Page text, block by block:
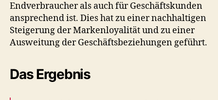
Endverbraucher als auch für Geschäftskunden
ansprechend ist. Dies hat zu einer nachhaltigen
Steigerung der Markenloyalität und zu einer
Ausweitung der Geschäftsbeziehungen geführt.
Das Ergebnis